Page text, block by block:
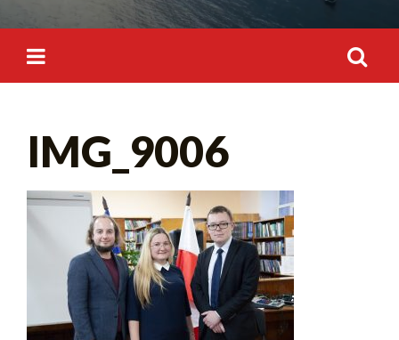
IMG_9006